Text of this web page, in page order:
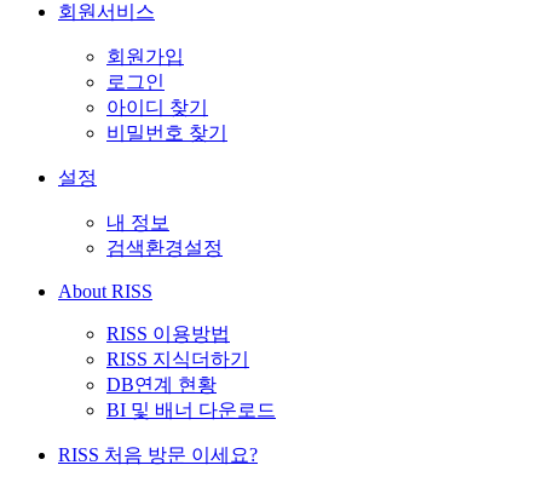
회원서비스
회원가입
로그인
아이디 찾기
비밀번호 찾기
설정
내 정보
검색환경설정
About RISS
RISS 이용방법
RISS 지식더하기
DB연계 현황
BI 및 배너 다운로드
RISS 처음 방문 이세요?